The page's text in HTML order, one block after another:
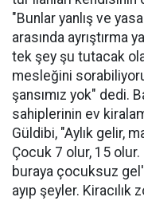
"Bunlar yanlış ve
arasında ayrıştırma
tek şey şu tutacak
mesleğini
şansımız yok" dedi.
sahiplerinin ev
Güldibi, "Aylık gelir,
Çocuk 7 olur, 15
buraya çocuksuz
ayıp şeyler.